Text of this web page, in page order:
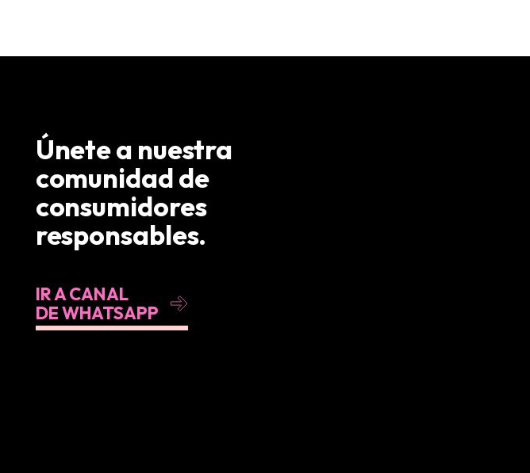
Únete a nuestra
comunidad de
consumidores
responsables.
IR A CANAL
DE WHATSAPP